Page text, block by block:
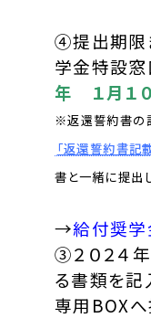
④提出期限
学金特設
年 １月１
※返還誓約書の
「返還誓約書記
書と一緒に提出
→給付奨
③２０２４
る書類を
専用